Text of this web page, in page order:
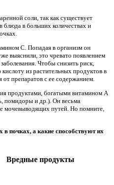
соли, так как существует
блюда в больших количествах и
С. Попадая в организм он
выяснили, это чревато появлением
Чтобы снизить риск,
из растительных продуктов в
от препаратов с ее содержанием.
продуктами, богатыми витамином А
помидоры и др.). Он весьма
мочевыводящих путей. Но помните,
почках, а какие способствуют их
Вредные продукты